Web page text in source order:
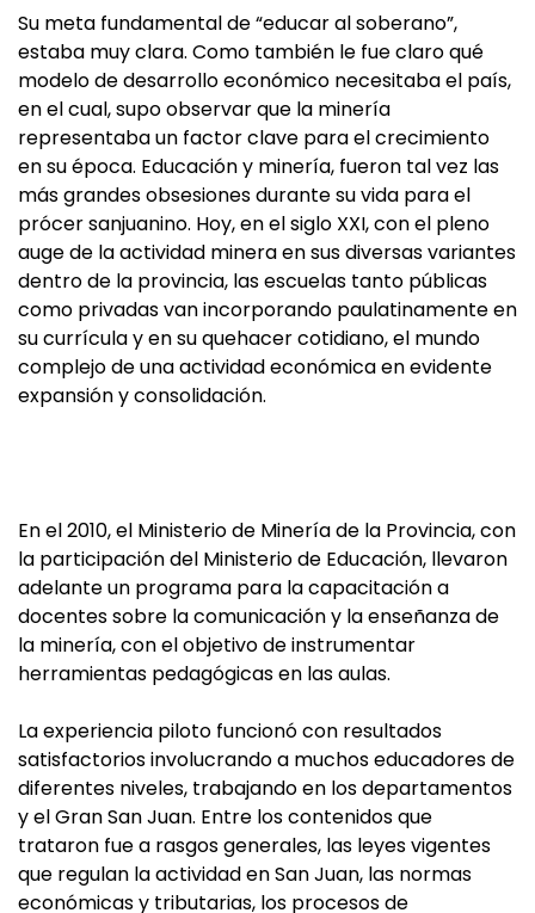
Su meta fundamental de “educar al soberano”,
estaba muy clara. Como también le fue claro qué
modelo de desarrollo económico necesitaba el país,
en el cual, supo observar que la minería
representaba un factor clave para el crecimiento
en su época. Educación y minería, fueron tal vez las
más grandes obsesiones durante su vida para el
prócer sanjuanino. Hoy, en el siglo XXI, con el pleno
auge de la actividad minera en sus diversas variantes
dentro de la provincia, las escuelas tanto públicas
como privadas van incorporando paulatinamente en
su currícula y en su quehacer cotidiano, el mundo
complejo de una actividad económica en evidente
expansión y consolidación.
En el 2010, el Ministerio de Minería de la Provincia, con
la participación del Ministerio de Educación, llevaron
adelante un programa para la capacitación a
docentes sobre la comunicación y la enseñanza de
la minería, con el objetivo de instrumentar
herramientas pedagógicas en las aulas.
La experiencia piloto funcionó con resultados
satisfactorios involucrando a muchos educadores de
diferentes niveles, trabajando en los departamentos
y el Gran San Juan. Entre los contenidos que
trataron fue a rasgos generales, las leyes vigentes
que regulan la actividad en San Juan, las normas
económicas y tributarias, los procesos de